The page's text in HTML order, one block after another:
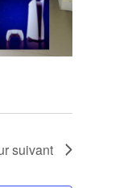
suivant